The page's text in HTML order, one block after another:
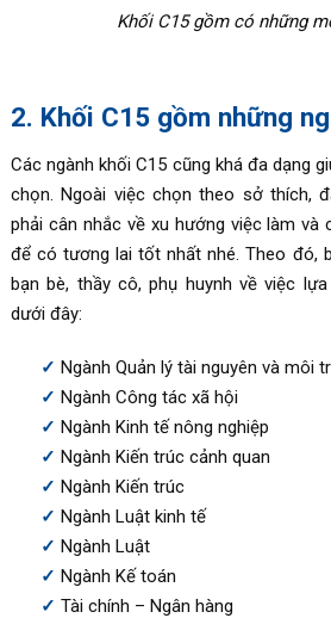
Khối C15 gồm có những
2. Khối C15 gồm những
Các ngành khối C15 cũng khá đa dạng
chọn. Ngoài việc chọn theo sở thích,
phải cân nhắc về xu hướng việc làm và
để có tương lai tốt nhất nhé. Theo đó,
bạn bè, thầy cô, phụ huynh về việc
dưới đây:
Ngành Quản lý tài nguyên và môi
Ngành Công tác xã hội
Ngành Kinh tế nông nghiệp
Ngành Kiến trúc cảnh quan
Ngành Kiến trúc
Ngành Luật kinh tế
Ngành Luật
Ngành Kế toán
Tài chính – Ngân hàng